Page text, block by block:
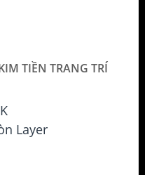
TIỀN TRANG TRÍ
Layer